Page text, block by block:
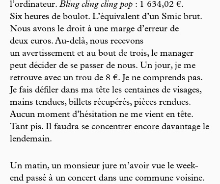
l’ordinateur. Bling cling cling pop : 1 634,02 €.
Six heures de boulot. L’équivalent d’un Smic brut.
Nous avons le droit à une marge d’erreur de
deux euros. Au-delà, nous recevons
un avertissement et au bout de trois, le manager
peut décider de se passer de nous. Un jour, je me
retrouve avec un trou de 8 €. Je ne comprends pas.
Je fais défiler dans ma tête les centaines de visages,
mains tendues, billets récupérés, pièces rendues.
Aucun moment d’hésitation ne me vient en tête.
Tant pis. Il faudra se concentrer encore davantage le
lendemain.
Un matin, un monsieur jure m’avoir vue le week-
end passé à un concert dans une commune voisine.